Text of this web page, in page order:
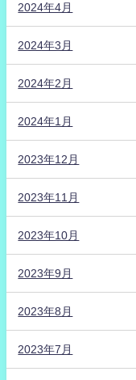
2024年4月
2024年3月
2024年2月
2024年1月
2023年12月
2023年11月
2023年10月
2023年9月
2023年8月
2023年7月